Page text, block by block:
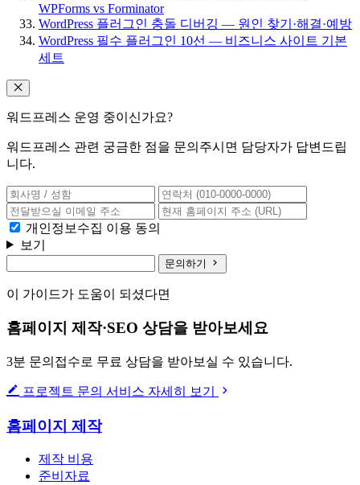
WPForms vs Forminator
WordPress 플러그인 충돌 디버깅 — 원인 찾기·해결·예방
WordPress 필수 플러그인 10선 — 비즈니스 사이트 기본
세트
워드프레스 운영 중이신가요?
워드프레스 관련 궁금한 점을 문의주시면 담당자가 답변드립
니다.
개인정보수집 이용 동의
보기
문의하기
이 가이드가 도움이 되셨다면
홈페이지 제작·SEO 상담을 받아보세요
3분 문의접수로 무료 상담을 받아보실 수 있습니다.
프로젝트 문의 서비스 자세히 보기
홈페이지 제작
제작 비용
준비자료